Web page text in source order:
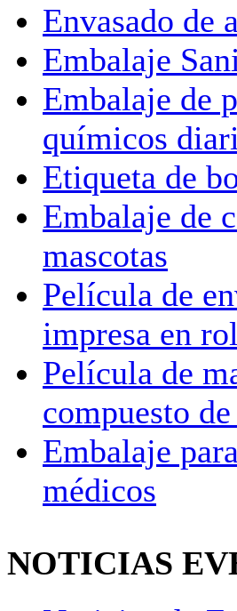
Envasado de
Embalaje
Embalaje de
químicos
Etiqueta de
Embalaje de
mascotas
Película de
impresa en
Película de
compuesto
Embalaje
médicos
NOTICIAS